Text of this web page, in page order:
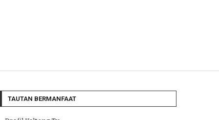
TAUTAN BERMANFAAT